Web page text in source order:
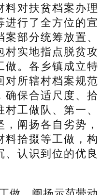
料对扶贫档案办理
进行了全方位的宣
部分统筹放置、
村实地指点脱贫攻
做。各乡镇成立特
对所辖村档案规范
确保合适尺度、拾
工做队、第一、
阐扬各自劣势，
料拾掇等工做，构
、认识到位的优良